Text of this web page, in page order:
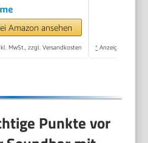
und Dolby
– Schwarz
Amazon ansehen
MwSt., zzgl. Versandkosten * Anzeige
Punkte vor